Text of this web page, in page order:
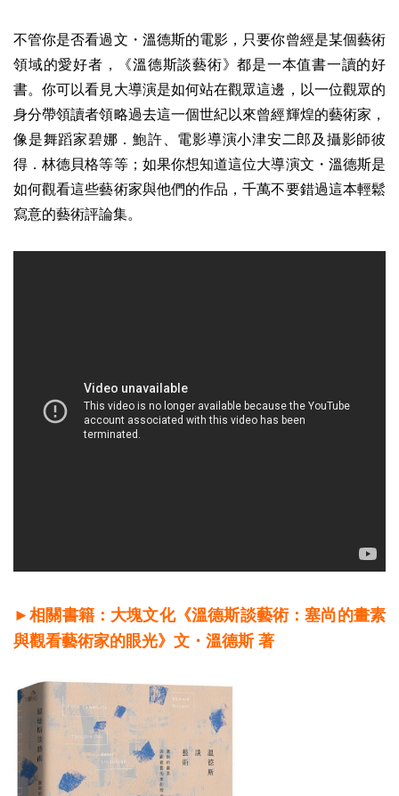
不管你是否看過文・溫德斯的電影，只要你曾經是某個藝術
領域的愛好者，《溫德斯談藝術》都是一本值書一讀的好
書。你可以看見大導演是如何站在觀眾這邊，以一位觀眾的
身分帶領讀者領略過去這一個世紀以來曾經輝煌的藝術家，
像是舞蹈家碧娜．鮑許、電影導演小津安二郎及攝影師彼
得．林德貝格等等；如果你想知道這位大導演文・溫德斯是
如何觀看這些藝術家與他們的作品，千萬不要錯過這本輕鬆
寫意的藝術評論集。
►相關書籍：大塊文化《溫德斯談藝術：塞尚的畫素
與觀看藝術家的眼光》文・溫德斯 著